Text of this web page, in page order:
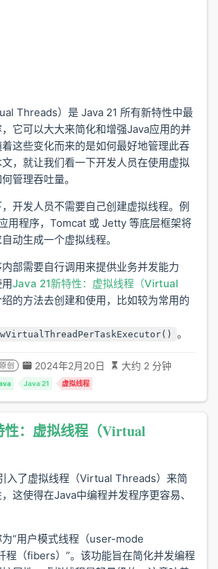
Threads）是 Java 21 所有新特性中最
它可以大大来简化和增强Java应用的并
这些变化而来的是如何最好地管理此吞
，就让我们看一下开发人员在使用虚拟
管理吞吐量。
开发人员不需要自己创建虚拟线程。例
用程序，Tomcat 或 Jetty 等底层框架将
动生成一个虚拟线程。
部需要自行调用来提供业务并发能力
Java 21新特性：虚拟线程（Virtual
绍的方法去创建和使用，比如较为常用的
。
原创 2024年2月20日 大约 2 分钟
Java 21 虚拟线程
性：虚拟线程（Virtual
入了虚拟线程（Virtual Threads）来简
这使得在Java中编程并发程序更容易、
“用户模式线程（user-mode
程（fibers）”。该功能旨在简化并发编程